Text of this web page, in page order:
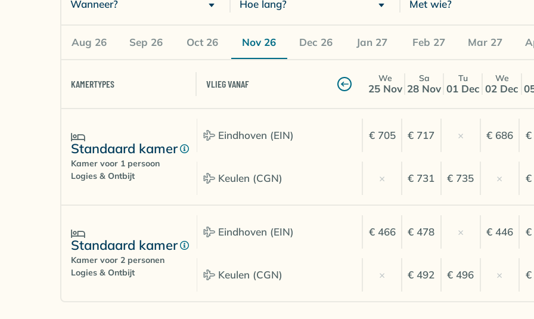
Wanneer? Hoe lang? Met wie?
Aug 26 Sep 26 Oct 26 Nov 26 Dec 26 Jan 27 Feb 27 Mar 27
KAMERTYPES VLIEG VANAF We
25 Nov
Sa
28 Nov
Tu
01 Dec
We
02 Dec
Standaard kamer
Kamer voor 1 persoon
Logies & Ontbijt
Eindhoven (EIN)
Keulen (CGN)
€ 705 € 717 × € 686 €
× € 731 € 735 × €
Standaard kamer
Kamer voor 2 personen
Logies & Ontbijt
Eindhoven (EIN)
Keulen (CGN)
€ 466 € 478 × € 446 €
× € 492 € 496 × €